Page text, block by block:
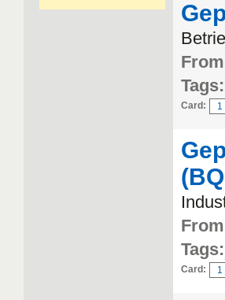
Tags:
Card: 1
Tags:
Card: 1